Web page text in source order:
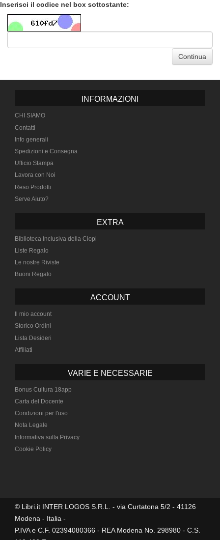
Inserisci il codice nel box sottostante:
Continua
INFORMAZIONI
CHI SIAMO
Contatti
Info generali
Spedizioni e Consegna
Ufficio Stampa
Lavora con Noi
Reso Prodotti
Serve Aiuto?
EXTRA
Biblioteca Inclusiva della Ciopi
Liste Regalo
Le nostre Riviste
Buoni Regalo
ACCOUNT
Il mio account
Storico Ordini
Lista Desideri
Affiliati
VARIE E NECESSARIE
Bonus Cultura 18app
Carta del Docente
Condizioni per l'uso
Nota Legale
Informativa sulla Privacy
Cookie Policy
© Libri.it INTER LOGOS S.R.L. - via Curtatona 5/2 - 41126
Modena - Italia -
P.IVA e C.F. 02394080366 - REA Modena No. 298980 - C.S.